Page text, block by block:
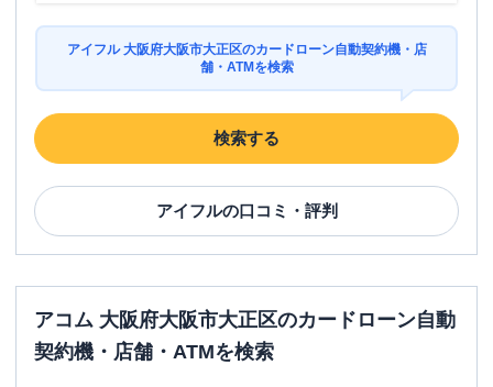
アイフル 大阪府大阪市大正区のカードローン自動契約機・店
舗・ATMを検索
検索する
アイフルの口コミ・評判
アコム 大阪府大阪市大正区のカードローン自動
契約機・店舗・ATMを検索